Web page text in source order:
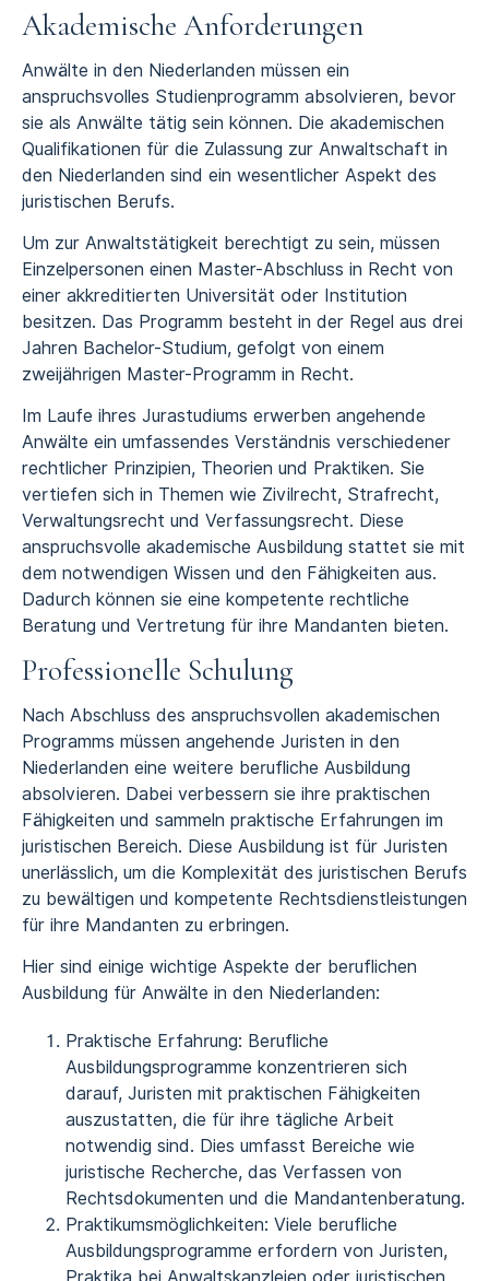
Akademische Anforderungen
Anwälte in den Niederlanden müssen ein
anspruchsvolles Studienprogramm absolvieren, bevor
sie als Anwälte tätig sein können. Die akademischen
Qualifikationen für die Zulassung zur Anwaltschaft in
den Niederlanden sind ein wesentlicher Aspekt des
juristischen Berufs.
Um zur Anwaltstätigkeit berechtigt zu sein, müssen
Einzelpersonen einen Master-Abschluss in Recht von
einer akkreditierten Universität oder Institution
besitzen. Das Programm besteht in der Regel aus drei
Jahren Bachelor-Studium, gefolgt von einem
zweijährigen Master-Programm in Recht.
Im Laufe ihres Jurastudiums erwerben angehende
Anwälte ein umfassendes Verständnis verschiedener
rechtlicher Prinzipien, Theorien und Praktiken. Sie
vertiefen sich in Themen wie Zivilrecht, Strafrecht,
Verwaltungsrecht und Verfassungsrecht. Diese
anspruchsvolle akademische Ausbildung stattet sie mit
dem notwendigen Wissen und den Fähigkeiten aus.
Dadurch können sie eine kompetente rechtliche
Beratung und Vertretung für ihre Mandanten bieten.
Professionelle Schulung
Nach Abschluss des anspruchsvollen akademischen
Programms müssen angehende Juristen in den
Niederlanden eine weitere berufliche Ausbildung
absolvieren. Dabei verbessern sie ihre praktischen
Fähigkeiten und sammeln praktische Erfahrungen im
juristischen Bereich. Diese Ausbildung ist für Juristen
unerlässlich, um die Komplexität des juristischen Berufs
zu bewältigen und kompetente Rechtsdienstleistungen
für ihre Mandanten zu erbringen.
Hier sind einige wichtige Aspekte der beruflichen
Ausbildung für Anwälte in den Niederlanden:
Praktische Erfahrung: Berufliche
Ausbildungsprogramme konzentrieren sich
darauf, Juristen mit praktischen Fähigkeiten
auszustatten, die für ihre tägliche Arbeit
notwendig sind. Dies umfasst Bereiche wie
juristische Recherche, das Verfassen von
Rechtsdokumenten und die Mandantenberatung.
Praktikumsmöglichkeiten: Viele berufliche
Ausbildungsprogramme erfordern von Juristen,